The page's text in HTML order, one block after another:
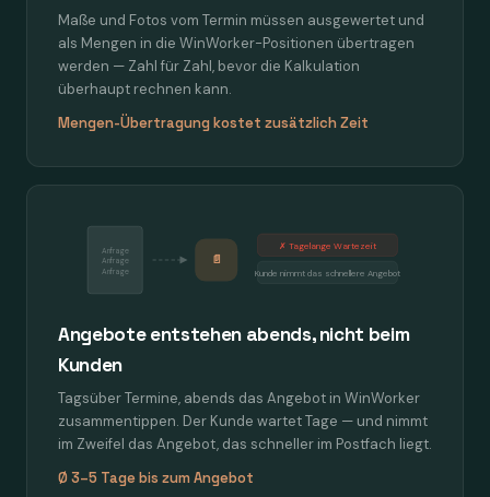
Maße und Fotos vom Termin müssen ausgewertet und
als Mengen in die WinWorker-Positionen übertragen
werden — Zahl für Zahl, bevor die Kalkulation
überhaupt rechnen kann.
Mengen-Übertragung kostet zusätzlich Zeit
Anfrage
Anfrage
Anfrage
📄
✗ Tagelange Wartezeit
Kunde nimmt das schnellere Angebot
Angebote entstehen abends, nicht beim
Kunden
Tagsüber Termine, abends das Angebot in WinWorker
zusammentippen. Der Kunde wartet Tage — und nimmt
im Zweifel das Angebot, das schneller im Postfach liegt.
Ø 3–5 Tage bis zum Angebot